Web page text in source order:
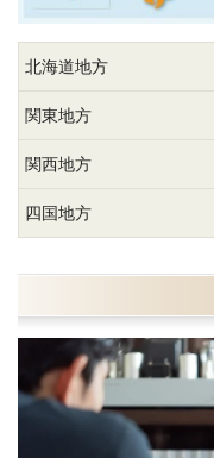
北海道地方
関東地方
関西地方
四国地方